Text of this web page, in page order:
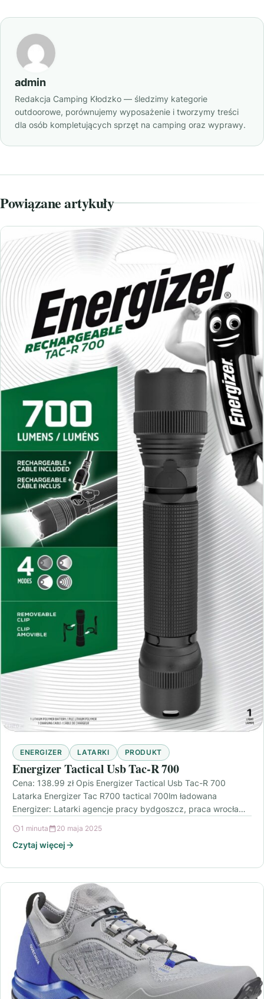
admin
Redakcja Camping Kłodzko — śledzimy kategorie
outdoorowe, porównujemy wyposażenie i tworzymy treści
dla osób kompletujących sprzęt na camping oraz wyprawy.
Powiązane artykuły
ENERGIZER LATARKI PRODUKT
Energizer Tactical Usb Tac-R 700
Cena: 138.99 zł Opis Energizer Tactical Usb Tac-R 700
Latarka Energizer Tac R700 tactical 700lm ładowana
Energizer: Latarki agencje pracy bydgoszcz, praca wrocław
1 minuta 20 maja 2025
Czytaj więcej